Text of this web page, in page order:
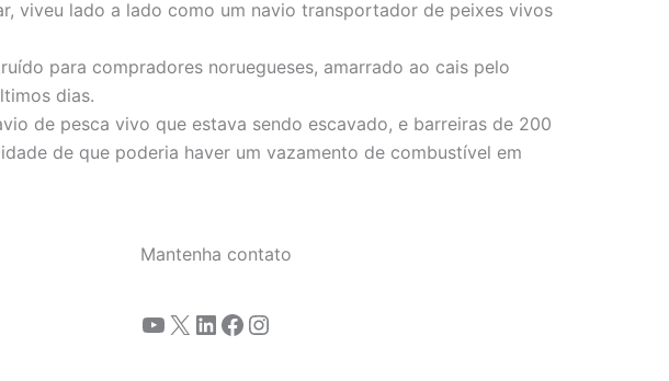
viveu lado a lado como um navio transportador de peixes vivos
para compradores noruegueses, amarrado ao cais pelo
dias.
de pesca vivo que estava sendo escavado, e barreiras de 200
de que poderia haver um vazamento de combustível em
Mantenha contato
YouTube X LinkedIn Facebook Instagram